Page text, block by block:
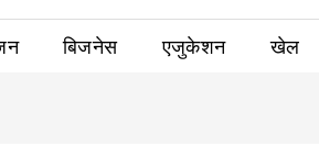
बिजनेस एजुकेशन खेल